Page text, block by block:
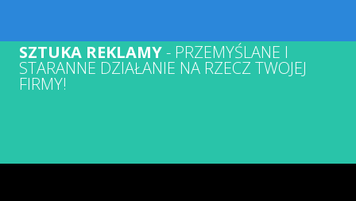
SZTUKA REKLAMY- PRZEMYŚLANE I
STARANNE DZIAŁANIE NA RZECZ TWOJEJ
FIRMY!